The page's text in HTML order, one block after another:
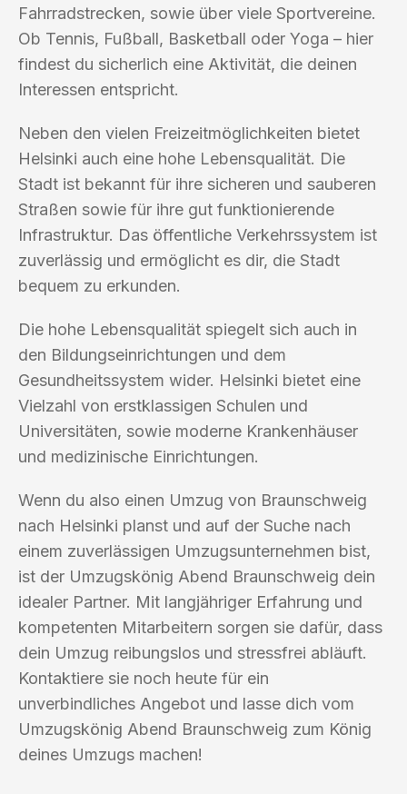
Fahrradstrecken, sowie über viele Sportvereine.
Ob Tennis, Fußball, Basketball oder Yoga – hier
findest du sicherlich eine Aktivität, die deinen
Interessen entspricht.
Neben den vielen Freizeitmöglichkeiten bietet
Helsinki auch eine hohe Lebensqualität. Die
Stadt ist bekannt für ihre sicheren und sauberen
Straßen sowie für ihre gut funktionierende
Infrastruktur. Das öffentliche Verkehrssystem ist
zuverlässig und ermöglicht es dir, die Stadt
bequem zu erkunden.
Die hohe Lebensqualität spiegelt sich auch in
den Bildungseinrichtungen und dem
Gesundheitssystem wider. Helsinki bietet eine
Vielzahl von erstklassigen Schulen und
Universitäten, sowie moderne Krankenhäuser
und medizinische Einrichtungen.
Wenn du also einen Umzug von Braunschweig
nach Helsinki planst und auf der Suche nach
einem zuverlässigen Umzugsunternehmen bist,
ist der Umzugskönig Abend Braunschweig dein
idealer Partner. Mit langjähriger Erfahrung und
kompetenten Mitarbeitern sorgen sie dafür, dass
dein Umzug reibungslos und stressfrei abläuft.
Kontaktiere sie noch heute für ein
unverbindliches Angebot und lasse dich vom
Umzugskönig Abend Braunschweig zum König
deines Umzugs machen!